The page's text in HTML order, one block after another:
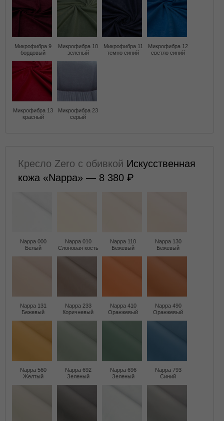
Микрофибра 9
бордовый
Микрофибра 10
зеленый
Микрофибра 11
темно синий
Микрофибра 12
светло синий
Микрофибра 13
красный
Микрофибра 23
серый
Кресло Zero с обивкой Искусственная
кожа «Nappa» — 8 380
Nappa 000
Белый
Nappa 010
Слоновая кость
Nappa 110
Бежевый
Nappa 130
Бежевый
Nappa 131
Бежевый
Nappa 233
Коричневый
Nappa 410
Оранжевый
Nappa 490
Оранжевый
Nappa 560
Желтый
Nappa 692
Зеленый
Nappa 696
Зеленый
Nappa 793
Синий